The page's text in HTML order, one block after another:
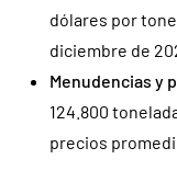
dólares por
diciembre de
Menudencias y
124.800
precios